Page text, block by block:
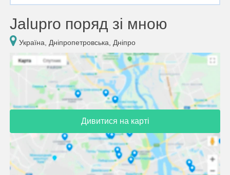
Jalupro поряд зі мною
Україна, Дніпропетровська, Дніпро
Дивитися на карті